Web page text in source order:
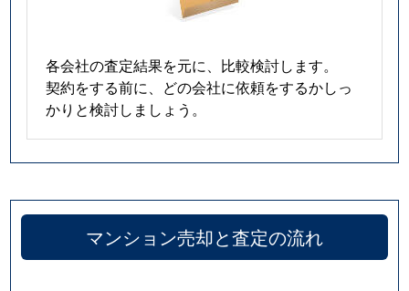
各会社の査定結果を元に、比較検討します。
契約をする前に、どの会社に依頼をするかしっ
かりと検討しましょう。
マンション売却と査定の流れ